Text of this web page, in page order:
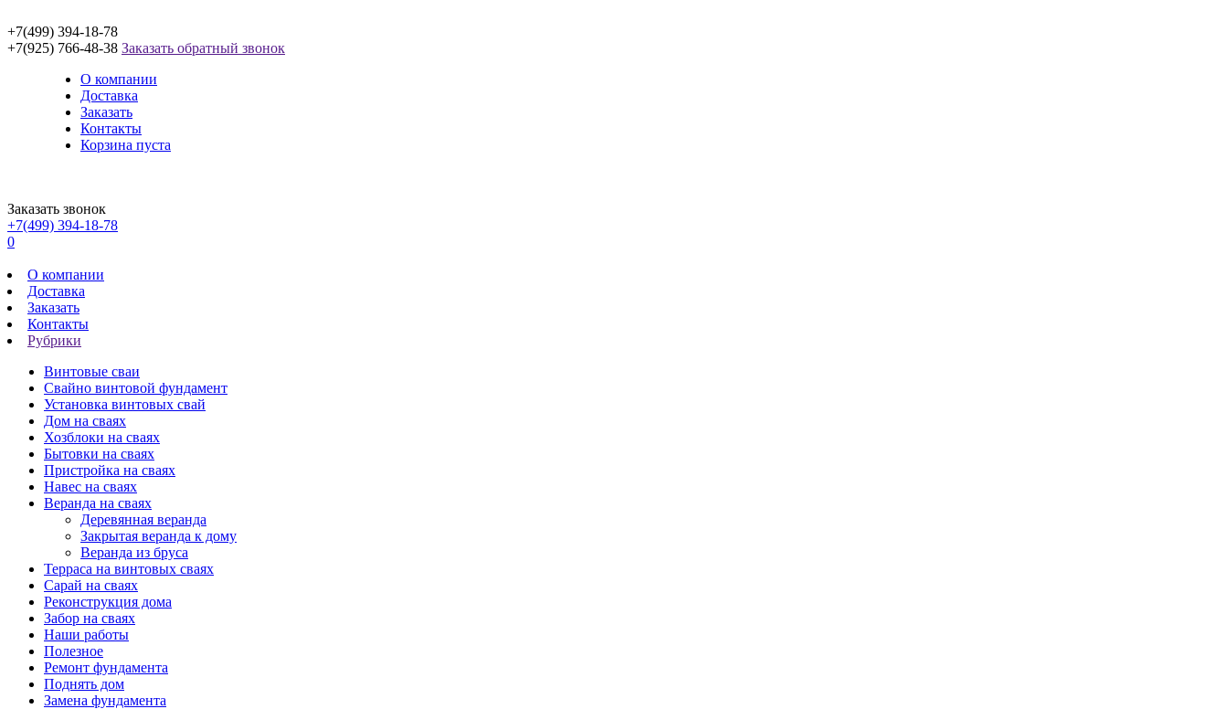
+7(499) 394-18-78
+7(925) 766-48-38 Заказать обратный звонок
О компании
Доставка
Заказать
Контакты
Корзина пуста
Заказать звонок
+7(499) 394-18-78
0
О компании
Доставка
Заказать
Контакты
Рубрики
Винтовые сваи
Свайно винтовой фундамент
Установка винтовых свай
Дом на сваях
Хозблоки на сваях
Бытовки на сваях
Пристройка на сваях
Навес на сваях
Веранда на сваях
Деревянная веранда
Закрытая веранда к дому
Веранда из бруса
Терраса на винтовых сваях
Cарай на сваях
Реконструкция дома
Забор на сваях
Наши работы
Полезное
Ремонт фундамента
Поднять дом
Замена фундамента